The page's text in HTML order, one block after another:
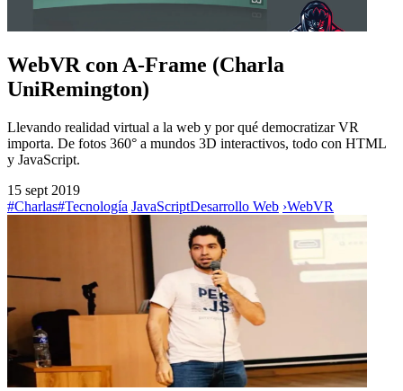
WebVR con A-Frame (Charla
UniRemington)
Llevando realidad virtual a la web y por qué democratizar VR
importa. De fotos 360° a mundos 3D interactivos, todo con HTML
y JavaScript.
15 sept 2019
#Charlas#Tecnología JavaScriptDesarrollo Web ›WebVR